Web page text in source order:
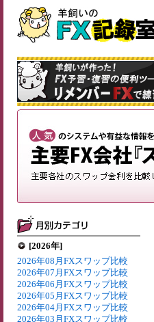
[2026年]
2026年08月FXスワップ比較
2026年07月FXスワップ比較
2026年06月FXスワップ比較
2026年05月FXスワップ比較
2026年04月FXスワップ比較
2026年03月FXスワップ比較